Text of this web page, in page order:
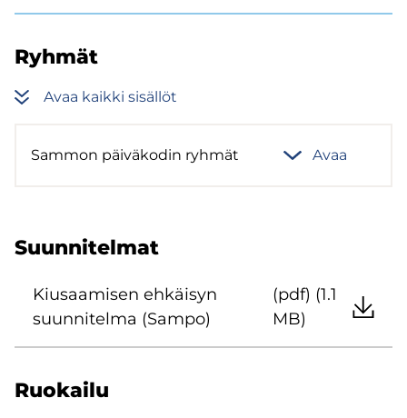
Ryh­mät
Avaa kaik­ki si­säl­löt
Sam­mon päi­vä­ko­din ryh­mät Avaa
Suun­ni­tel­mat
Kiusaa­mi­sen eh­käi­syn
suun­ni­tel­ma (Sampo)
(pdf) (1.1
MB)
Ruo­kai­lu